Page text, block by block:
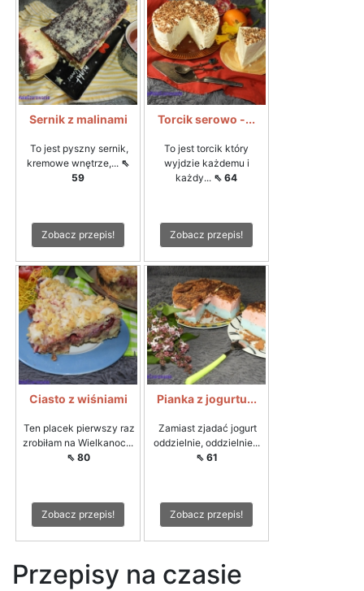
Sernik z malinami
To jest pyszny sernik,
kremowe wnętrze,... ⇖
59
Zobacz przepis!
Torcik serowo -...
To jest torcik który
wyjdzie każdemu i
każdy... ⇖ 64
Zobacz przepis!
Ciasto z wiśniami
Ten placek pierwszy raz
zrobiłam na Wielkanoc...
⇖ 80
Zobacz przepis!
Pianka z jogurtu...
Zamiast zjadać jogurt
oddzielnie, oddzielnie...
⇖ 61
Zobacz przepis!
Przepisy na czasie